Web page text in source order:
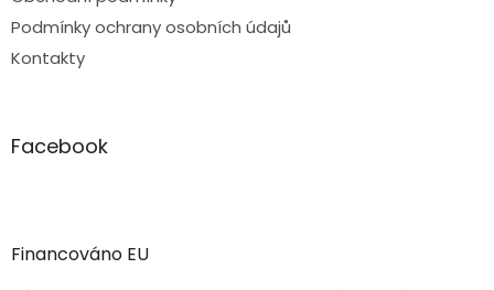
Podmínky ochrany osobních údajů
Kontakty
Facebook
Financováno EU